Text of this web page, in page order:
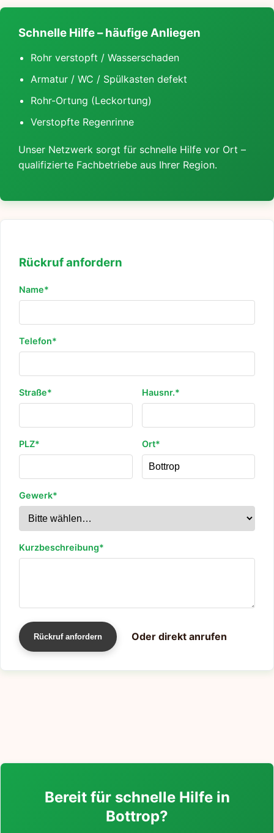
Schnelle Hilfe – häufige Anliegen
Rohr verstopft / Wasserschaden
Armatur / WC / Spülkasten defekt
Rohr-Ortung (Leckortung)
Verstopfte Regenrinne
Unser Netzwerk sorgt für schnelle Hilfe vor Ort –
qualifizierte Fachbetriebe aus Ihrer Region.
Rückruf anfordern
Name*
Telefon*
Straße* Hausnr.*
PLZ* Ort*
Gewerk*
Kurzbeschreibung*
Rückruf anfordern Oder direkt anrufen
Bereit für schnelle Hilfe in
Bottrop?